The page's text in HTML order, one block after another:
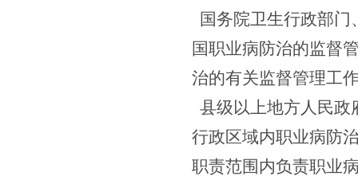
国务院卫生行政部
国职业病防治的监督
治的有关监督管理工
县级以上地方人民政
行政区域内职业病防
职责范围内负责职业